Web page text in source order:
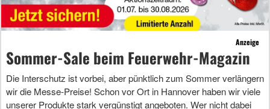
Anzeige
Sommer-Sale beim Feuerwehr-Magazin
Die Interschutz ist vorbei, aber pünktlich zum Sommer verlängern
wir die Messe-Preise! Schon vor Ort in Hannover haben wir viele
unserer Produkte stark vergünstigt angeboten. Wer nicht dabei